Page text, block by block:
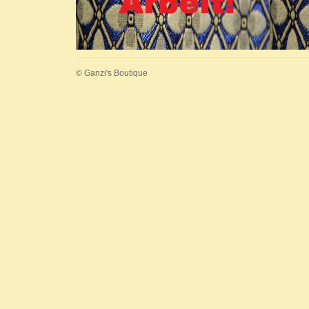
© Ganzi's Boutique